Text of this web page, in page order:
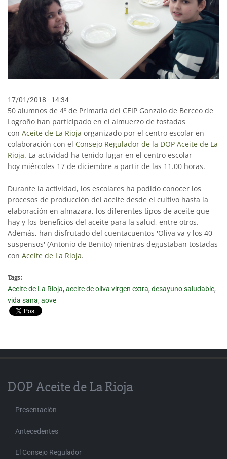
17/01/2018 - 14:34
50 alumnos de 4º de Primaria del CEIP Gonzalo de Berceo de
Logroño han participado en el almuerzo de tostadas
con Aceite de La Rioja organizado por el centro escolar en
colaboración con el Consejo Regulador de la DOP Aceite de La
Rioja. La actividad ha tenido lugar en el centro escolar
hoy miércoles 17 de diciembre a partir de las 11.00 horas.
Durante la actividad, los escolares ha podido conocer los
procesos de producción del aceite desde el cultivo hasta la
elaboración en almazara, los diferentes tipos de aceite que
hay y los beneficios del aceite para la salud, entre otros.
Además, han disfrutado del cuentacuentos 'Oliva va y los 40
suspensos' (Antonio de Benito) mientras degustaban tostadas
con Aceite de La Rioja.
Tags:
Aceite de La Rioja, aceite de oliva virgen extra, desayuno saludable,
vida sana, aove
DOP Aceite de La Rioja
Presentación
Antecedentes
El Consejo Regulador